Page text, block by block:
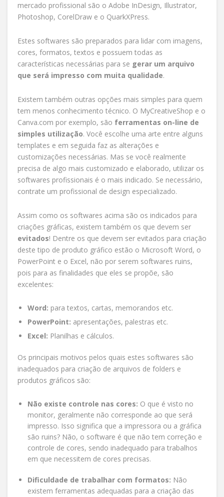
mercado profissional são o Adobe InDesign, Illustrator,
Photoshop, CorelDraw e o QuarkXPress.
Estes softwares são preparados para lidar com imagens,
cores, formatos, textos e possuem todas as
características necessárias para se gerar um arquivo
que será impresso com muita qualidade.
Existem também outras opções mais simples para quem
tem menos conhecimento técnico. O MyCreativeShop e o
Canva.com por exemplo, são ferramentas on-line de
simples utilização. Você escolhe uma arte entre alguns
templates e em seguida faz as alterações e
customizações necessárias. Mas se você realmente
precisa de algo mais customizado e elaborado, utilizar os
softwares profissionais é o mais indicado. Se necessário,
contrate um profissional de design especializado.
Assim como os softwares acima são os indicados para
criações gráficas, existem também os que devem ser
evitados! Dentre os que devem ser evitados para criação
deste tipo de produto gráfico estão o Microsoft Word, o
PowerPoint e o Excel, não por serem softwares ruins,
pois para as finalidades que eles se propõe, são
excelentes:
Word: para textos, cartas, memorandos etc.
PowerPoint: apresentações, palestras etc.
Excel: Planilhas e cálculos.
Os principais motivos pelos quais estes softwares são
inadequados para criação de arquivos de folders e
produtos gráficos são:
Não existe controle nas cores: O que é visto no
monitor, geralmente não corresponde ao que será
impresso. Isso significa que a impressora ou a gráfica
são ruins? Não, o software é que não tem correção e
controle de cores, sendo inadequado para trabalhos
em que necessitem de cores precisas.
Dificuldade de trabalhar com formatos: Não
existem ferramentas adequadas para a criação das